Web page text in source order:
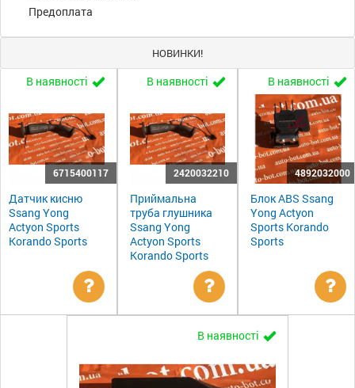
Предоплата
НОВИНКИ!
В наявності
6715400117
Датчик кисню
Ssang Yong
Actyon Sports
Korando Sports
Уточнити
В наявності
2420032210
Приймальна
труба глушника
Ssang Yong
Actyon Sports
Korando Sports
Уточнити
ціну
В наявності
4892032000
Блок ABS Ssang
Yong Actyon
Sports Korando
Sports
В наявності